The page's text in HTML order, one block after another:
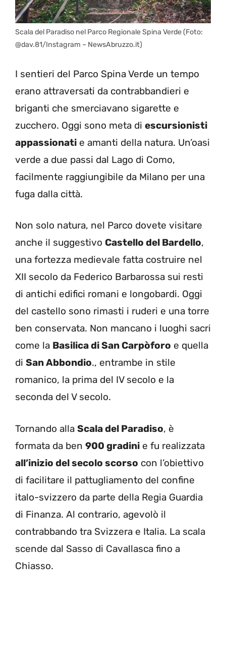
Scala del Paradiso nel Parco Regionale Spina Verde (Foto:
@dav.81/Instagram – NewsAbruzzo.it)
I sentieri del Parco Spina Verde un tempo
erano attraversati da contrabbandieri e
briganti che smerciavano sigarette e
zucchero. Oggi sono meta di escursionisti
appassionati e amanti della natura. Un’oasi
verde a due passi dal Lago di Como,
facilmente raggiungibile da Milano per una
fuga dalla città.
Non solo natura, nel Parco dovete visitare
anche il suggestivo Castello del Bardello,
una fortezza medievale fatta costruire nel
XII secolo da Federico Barbarossa sui resti
di antichi edifici romani e longobardi. Oggi
del castello sono rimasti i ruderi e una torre
ben conservata. Non mancano i luoghi sacri
come la Basilica di San Carpòforo e quella
di San Abbondio., entrambe in stile
romanico, la prima del IV secolo e la
seconda del V secolo.
Tornando alla Scala del Paradiso, è
formata da ben 900 gradini e fu realizzata
all’inizio del secolo scorso con l’obiettivo
di facilitare il pattugliamento del confine
italo-svizzero da parte della Regia Guardia
di Finanza. Al contrario, agevolò il
contrabbando tra Svizzera e Italia. La scala
scende dal Sasso di Cavallasca fino a
Chiasso.